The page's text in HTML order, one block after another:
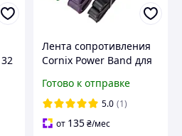
Лента сопротивления
Cornix Power Band для
набор из трех петель,
11-57 кг, артикул XR-
0089 GoodPlace
Готово к отправке
5.0 (1)
от 135₴/мес